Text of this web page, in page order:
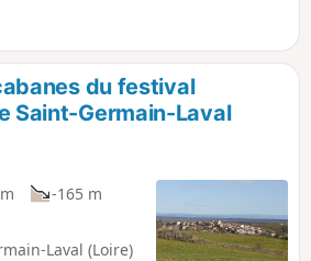
du festival
Saint-Germain-Laval
-165 m
Laval (Loire)